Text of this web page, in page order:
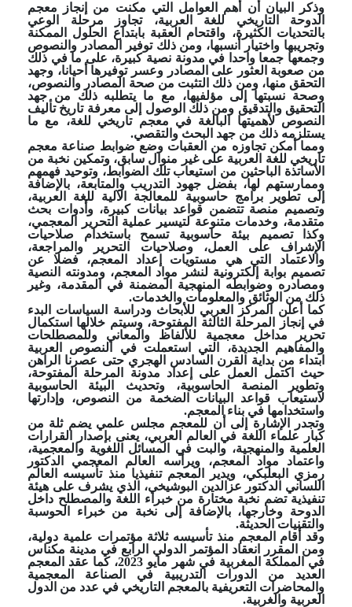
وذكر البيان أن أهم العوامل التي مكنت من إنجاز معجم
الدوحة التاريخي للغة العربية، تجاوز مرحلة الوعي
بالتحديات الكثيرة، واقتحام العقبة بابتداع الحلول الممكنة
وتجريبها واختيار أنسبها، ومن ذلك توفير المصادر والنصوص
وجمعها جمعا واحدا في مدونة نصية كبيرة، على ما في ذلك
من صعوبة العثور على المصادر وعسر توفيرها أحيانا، وجهد
التحقق منها، ومن ذلك التثبت من صحة المصادر والنصوص،
وصحة نسبتها إلى مؤلفيها، مع ما يتطلبه ذلك من جهد
التحقيق والتدقيق ومن ذلك الوصول إلى معرفة تاريخ تأليف
النصوص لأهميتها البالغة في معجم تاريخي للغة، مع ما
يستلزمه ذلك من جهد البحث والتقصي.
ومما أمكن تجاوزه من العقبات وضع ضوابط صناعة معجم
تاريخي للغة العربية على غير منوال سابق، وتمكين نخبة من
الأساتذة الباحثين من استيعاب تلك الضوابط، وتوحيد فهمهم
وممارستهم لها، بفضل جهود التدريب والمتابعة، بالإضافة
إلى تطوير برامج حاسوبية للمعالجة الآلية للغة العربية،
وتصميم منصة تتضمن قواعد بيانات كبيرة، وأدوات بحث
متقدمة، وخدمات متنوعة لتيسير عملية التحرير المعجمي،
وكذا تصميم بيئة حاسوبية تسمح باستخدام صلاحيات
الإشراف على العمل، وصلاحيات التحرير والمراجعة،
والاعتماد التي هي مستويات إعداد المعجم، فضلا عن
تصميم بوابة إلكترونية لنشر مواد المعجم، ومدونته النصية
ومصادره وضوابطه المنهجية المضمنة في المقدمة، وغير
ذلك من الوثائق والمعلومات والخدمات.
كما أعلن المركز العربي للأبحاث ودراسة السياسات البدء
في إنجاز المرحلة الثالثة المفتوحة، وسيتم خلالها استكمال
تحرير مداخل معجمية للألفاظ والمعاني وللمصطلحات
والمفاهيم الجديدة، التي استعملت في النصوص العربية
ابتداء من بداية القرن السادس الهجري حتى عصرنا الراهن
حيث اكتمل العمل على إعداد مدونة المرحلة المفتوحة،
وتطوير المنصة الحاسوبية، وتحديث البيئة الحاسوبية
لاستيعاب قواعد البيانات الضخمة من النصوص، وإدارتها
واستخدامها في بناء المعجم.
وتجدر الإشارة إلى أن للمعجم مجلس علمي يضم ثلة من
كبار علماء اللغة في العالم العربي، يعنى بإصدار القرارات
العلمية والمنهجية، والبت في المسائل اللغوية والمعجمية،
واعتماد مواد المعجم، ويرأسه العالم المعجمي الدكتور
رمزي البعلبكي، ويدير المعجم تنفيذيا منذ تأسيسه العالم
اللساني الدكتور عزالدين البوشيخي، الذي يشرف على هيئة
تنفيذية تضم نخبة مختارة من خبراء اللغة والمصطلح داخل
الدوحة وخارجها، بالإضافة إلى نخبة من خبراء الحوسبة
والتقنيات الحديثة.
وقد أقام المعجم منذ تأسيسه ثلاثة مؤتمرات علمية دولية،
ومن المقرر انعقاد المؤتمر الدولي الرابع في مدينة مكناس
في المملكة المغربية في شهر مايو 2023، كما عقد المعجم
العديد من الدورات التدريبية في الصناعة المعجمية
والمحاضرات التعريفية بالمعجم التاريخي في عدد من الدول
العربية والغربية.